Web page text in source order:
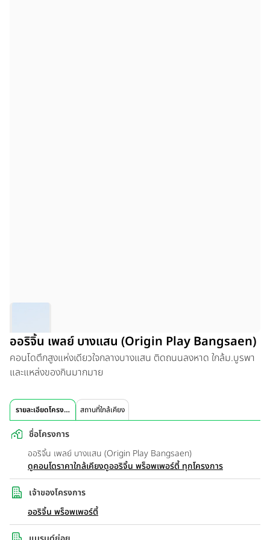
ออริจิ้น เพลย์ บางแสน (Origin Play Bangsaen)
คอนโดตึกสูงแห่งเดียวใจกลางบางแสน ติดถนนลงหาด ใกล้ม.บูรพา
และแหล่งของกินมากมาย
รายละเอียดโครงการ สถานที่ใกล้เคียง
ชื่อโครงการ
ออริจิ้น เพลย์ บางแสน (Origin Play Bangsaen)
ดูคอนโดราคาใกล้เคียงดูออริจิ้น พร็อพเพอร์ตี้ ทุกโครงการ
เจ้าของโครงการ
ออริจิ้น พร็อพเพอร์ตี้